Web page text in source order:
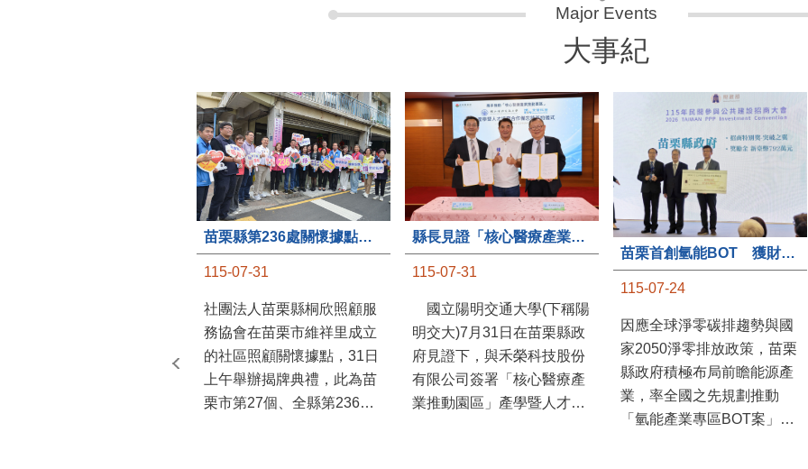
大事紀
苗栗縣第236處關懷據點在苗栗市維祥里揭牌
115-07-31
社團法人苗栗縣桐欣照顧服
務協會在苗栗市維祥里成立
的社區照顧關懷據點，31日
上午舉辦揭牌典禮，此為苗
栗市第27個、全縣第236處
縣長見證「核心醫療產業推動園區」產學合作簽約儀式
115-07-31
國立陽明交通大學(下稱陽
明交大)7月31日在苗栗縣政
府見證下，與禾榮科技股份
有限公司簽署「核心醫療產
業推動園區」產學暨人才培
苗栗首創氫能BOT 獲財政部「突破之翼」肯定
115-07-24
因應全球淨零碳排趨勢與國
家2050淨零排放政策，苗栗
縣政府積極布局前瞻能源產
業，率全國之先規劃推動
「氫能產業專區BOT案」，